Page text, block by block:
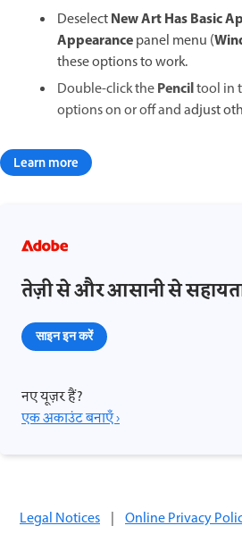
DeselectNew Art Has Basic
Appearancepanel menu (
these options to work.
Double-click thePenciltool in
options on or off and adjust
Learn more
तेज़ी से और आसानी से सहायता
साइन इन करें
नए यूज़र हैं?
एक अकाउंट बनाएँ ›
Legal Notices | Online Privacy